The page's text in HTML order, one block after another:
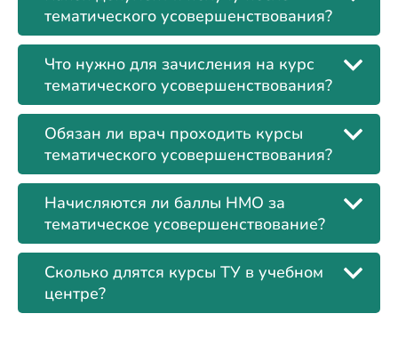
тематического усовершенствования?
Что нужно для зачисления на курс
тематического усовершенствования?
Обязан ли врач проходить курсы
тематического усовершенствования?
Начисляются ли баллы НМО за
тематическое усовершенствование?
Сколько длятся курсы ТУ в учебном
центре?